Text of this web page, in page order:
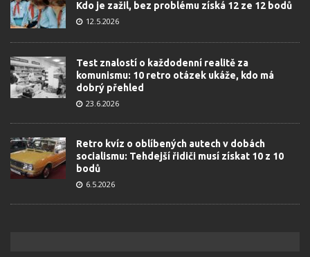
Kdo je zažil, bez problému získá 12 ze 12 bodů
12.5.2026
Test znalostí o každodenní realitě za
komunismu: 10 retro otázek ukáže, kdo má
dobrý přehled
23.6.2026
Retro kvíz o oblíbených autech v dobách
socialismu: Tehdejší řidiči musí získat 10 z 10
bodů
6.5.2026